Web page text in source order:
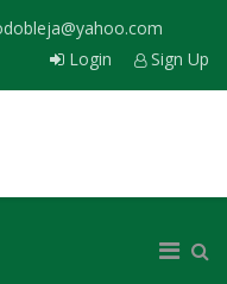
Login
Sign Up